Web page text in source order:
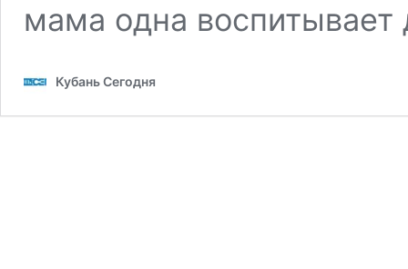
мама одна
Кубань Сегодня